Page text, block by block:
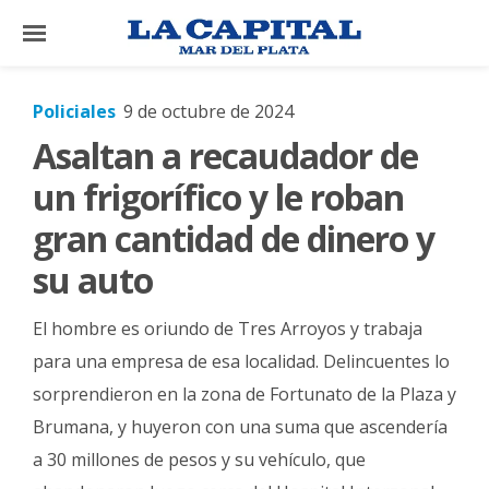
×
El
Mundo
La
Cultura
Tecnología
Gastronomía
Policiales 9 de octubre de 2024
Asaltan a recaudador de
un frigorífico y le roban
gran cantidad de dinero y
su auto
El hombre es oriundo de Tres Arroyos y trabaja
para una empresa de esa localidad. Delincuentes lo
sorprendieron en la zona de Fortunato de la Plaza y
Brumana, y huyeron con una suma que ascendería
a 30 millones de pesos y su vehículo, que